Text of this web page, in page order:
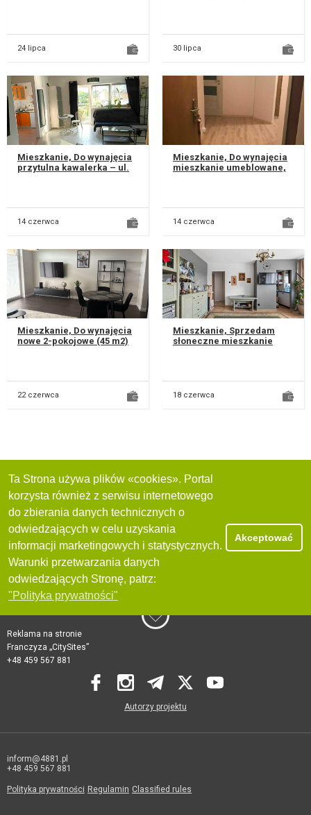
24 lipca 30 lipca
Mieszkanie, Do wynajęcia
przytulna kawalerka – ul.
14 czerwca
Mieszkanie, Do wynajęcia
mieszkanie umeblowane,
14 czerwca
Mieszkanie, Do wynajęcia
nowe 2-pokojowe (45 m2)
22 czerwca
Mieszkanie, Sprzedam
słoneczne mieszkanie
18 czerwca
Ta Strona używa plików «cookies». Portal
korzysta również z serwisu internetowego
do zbierania danych technicznych o
odwiedzających w celu uzyskania
informacji marketingowych i statystycznych.
Warunki przetwarzania danych
odwiedzających Stronę, patrz:
"Polityka prywatności"
Akceptować
Reklama na stronie
Franczyza „CitySites”
+48 459 567 881
Autorzy projektu
inform@4881.pl
+48 459 567 881
Polityka prywatności Regulamin Classified rules